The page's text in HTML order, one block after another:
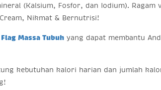
(Kalsium, Fosfor, dan Iodium).
Nikmat & Bernutrisi!
Massa Tubuh yang dapat membantu
kebutuhan kalori harian dan jumlah